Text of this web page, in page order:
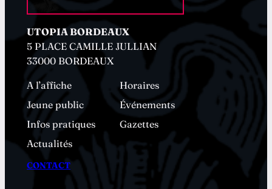
UTOPIA BORDEAUX
5 PLACE CAMILLE JULLIAN
33000 BORDEAUX
A l’affiche
Horaires
Jeune public
Événements
Infos pratiques
Gazettes
Actualités
CONTACT